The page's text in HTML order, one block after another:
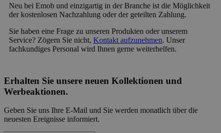
Neu bei Emob und einzigartig in der Branche ist die Möglichkeit
der kostenlosen Nachzahlung oder der geteilten Zahlung.
Sie haben eine Frage zu unseren Produkten oder unserem
Service? Zögern Sie nicht, Kontakt aufzunehmen. Unser
fachkundiges Personal wird Ihnen gerne weiterhelfen.
Erhalten Sie unsere neuen Kollektionen und
Werbeaktionen.
Geben Sie uns Ihre E-Mail und Sie werden monatlich über die
neuesten Ereignisse informiert.